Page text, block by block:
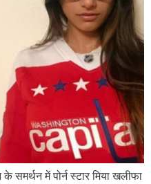
समर्थन में पोर्न स्टार मिया खलीफा